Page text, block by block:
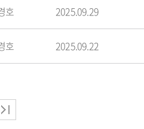
호 2025.09.29
호 2025.09.22